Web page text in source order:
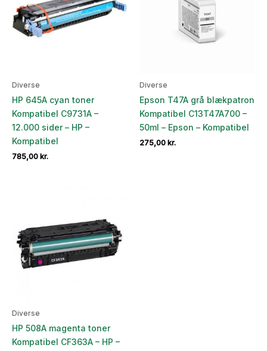
Diverse
HP 645A cyan toner
Kompatibel C9731A –
12.000 sider – HP –
Kompatibel
785,00 kr.
Diverse
Epson T47A grå blækpatron
Kompatibel C13T47A700 –
50ml – Epson – Kompatibel
275,00 kr.
Diverse
HP 508A magenta toner
Kompatibel CF363A – HP –